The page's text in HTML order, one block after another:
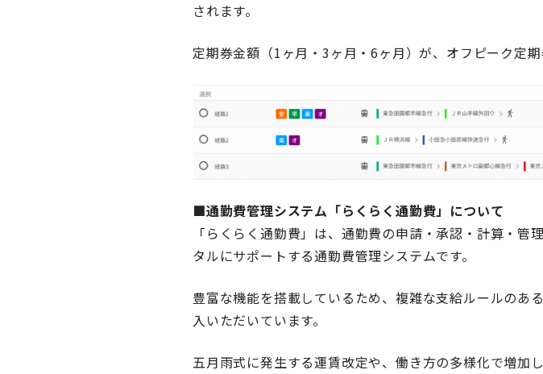
されます。
定期券金額（1ヶ月・3ヶ月・6ヶ月）が、オフピーク定期
■通勤費管理システム「らくらく通勤費」について
「らくらく通勤費」は、通勤費の申請・承認・計算・
タルにサポートする通勤費管理システムです。
豊富な機能を搭載しているため、複雑な支給ルールのあ
入いただいています。
五月雨式に発生する運賃改定や、働き方の多様化で増加